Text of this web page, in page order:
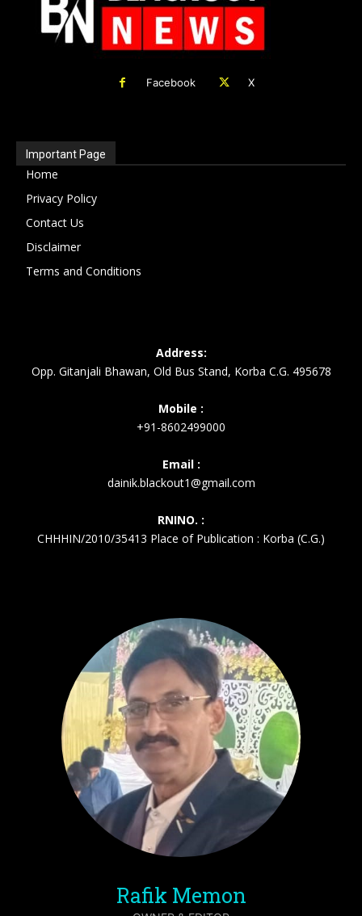
Facebook X
Important Page
Home
Privacy Policy
Contact Us
Disclaimer
Terms and Conditions
Address:
Opp. Gitanjali Bhawan, Old Bus Stand, Korba C.G. 495678
Mobile :
+91-8602499000
Email :
dainik.blackout1@gmail.com
RNINO. :
CHHHIN/2010/35413 Place of Publication : Korba (C.G.)
Rafik Memon